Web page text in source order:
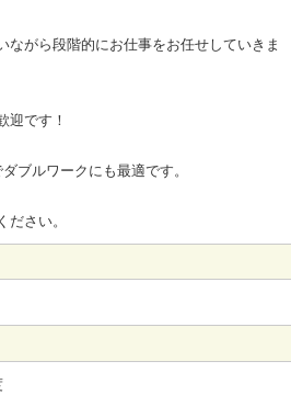
ながら段階的にお仕事をお任せしていきま
迎です！
ブルワークにも最適です。
ださい。